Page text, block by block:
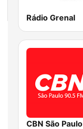
Rádio Grenal
CBN São Paulo